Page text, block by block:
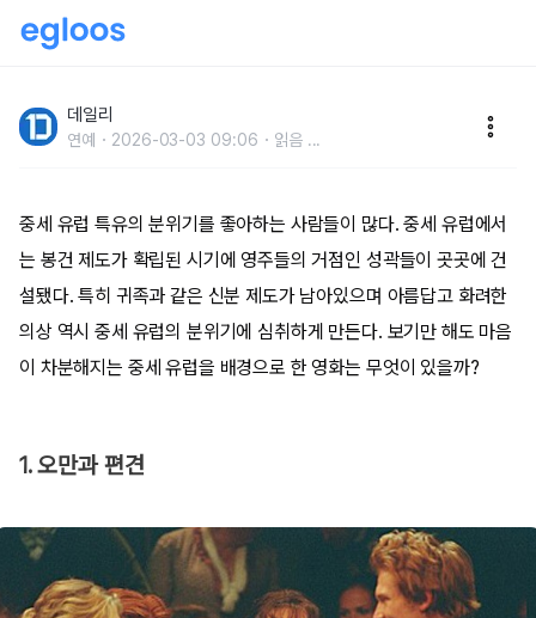
데일리
연예 2026-03-03 09:06 읽음 ...
중세 유럽 특유의 분위기를 좋아하는 사람들이 많다. 중세 유럽에서
는 봉건 제도가 확립된 시기에 영주들의 거점인 성곽들이 곳곳에 건
설됐다. 특히 귀족과 같은 신분 제도가 남아있으며 아름답고 화려한
의상 역시 중세 유럽의 분위기에 심취하게 만든다. 보기만 해도 마음
이 차분해지는 중세 유럽을 배경으로 한 영화는 무엇이 있을까?
1. 오만과 편견